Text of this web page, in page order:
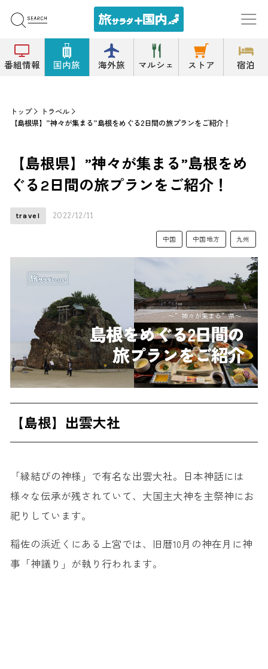
番組情報 国内旅 海外旅 マルシェ ストア 宿泊
トップ
トラベル
【島根県】”神々が集まる”島根をめぐる2日間の旅プランをご紹介！
【島根県】”神々が集まる”島根をめ
ぐる2日間の旅プランをご紹介！
travel 2022/12/11
中国 中国地方 九州
【島根】出雲大社
「縁結びの神様」で有名な出雲大社。日本神話には
様々な伝承が残されていて、大国主大神を主祭神にお
祀りしています。
稲佐の浜近くにある上宮では、旧暦10月の神在月に神
事「神議り」が執り行われます。